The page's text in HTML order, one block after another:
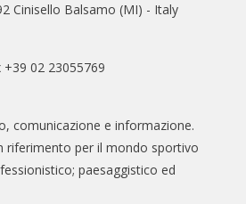
Cinisello Balsamo (MI) - Italy
02 23055769
comunicazione e informazione.
riferimento per il mondo sportivo
paesaggistico ed